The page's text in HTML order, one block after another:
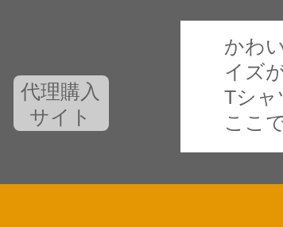
代理購入
サイト
かわ
イズ
Tシャ
ここ